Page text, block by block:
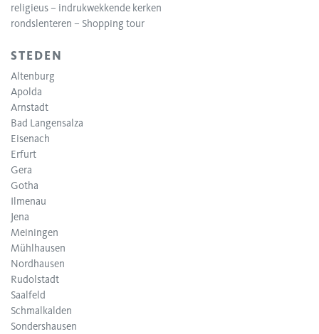
religieus – indrukwekkende kerken
rondslenteren – Shopping tour
STEDEN
Altenburg
Apolda
Arnstadt
Bad Langensalza
Eisenach
Erfurt
Gera
Gotha
Ilmenau
Jena
Meiningen
Mühlhausen
Nordhausen
Rudolstadt
Saalfeld
Schmalkalden
Sondershausen